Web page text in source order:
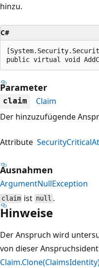
hinzu.
C#
public virtual void
Parameter
claim
Claim
Der hinzuzufügende
Attribute
Ausnahmen
ArgumentNullException
claim ist null .
Hinweise
Der Anspruch wird
von dieser